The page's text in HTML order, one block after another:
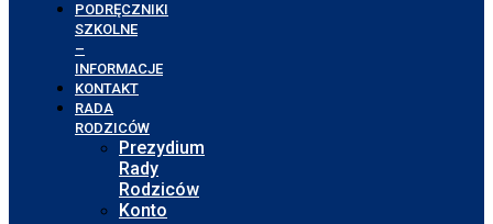
PODRĘCZNIKI
SZKOLNE
–
INFORMACJE
KONTAKT
RADA
RODZICÓW
Prezydium
Rady
Rodziców
Konto